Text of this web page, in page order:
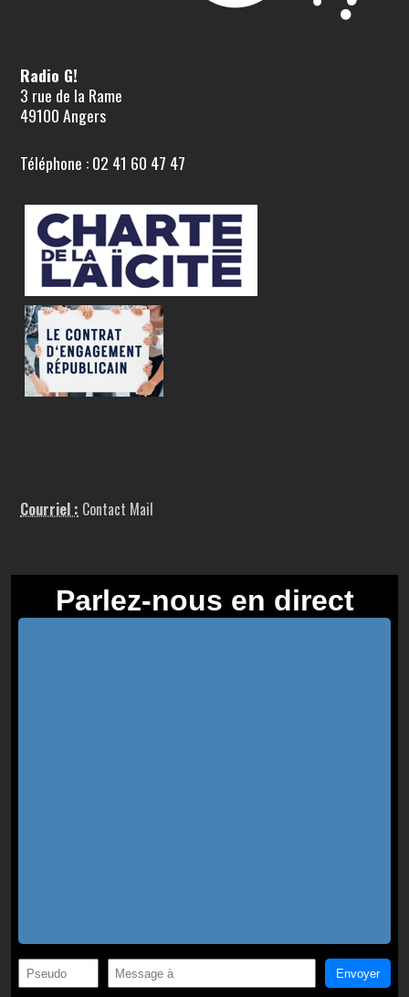
Radio G!
3 rue de la Rame
49100 Angers
Téléphone : 02 41 60 47 47
Courriel : Contact Mail